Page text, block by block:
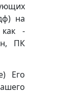
на
как -
ПК
Его